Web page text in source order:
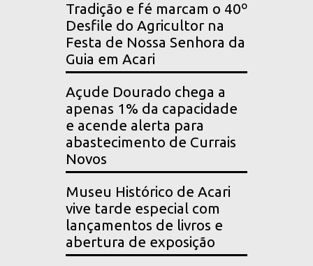
Tradição e fé marcam o 40º
Desfile do Agricultor na
Festa de Nossa Senhora da
Guia em Acari
Açude Dourado chega a
apenas 1% da capacidade
e acende alerta para
abastecimento de Currais
Novos
Museu Histórico de Acari
vive tarde especial com
lançamentos de livros e
abertura de exposição